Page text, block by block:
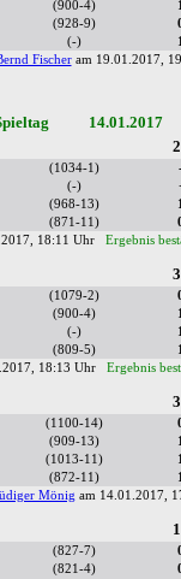
(900-4)
(928-9)
(-)
Fischeram 19.01.2017,
14.01.2017
(1034-1)
(-)
(968-13)
(871-11)
18:11 Uhr Ergebnis
(1079-2)
(900-4)
(-)
(809-5)
18:13 Uhr Ergebnis
(1100-14)
(909-13)
(1013-11)
(872-11)
Mönig am 14.01.2017,
(827-7)
(821-4)